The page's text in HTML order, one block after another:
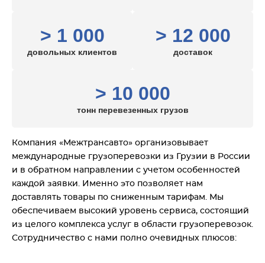
> 1 000
довольных клиентов
> 12 000
доставок
> 10 000
тонн перевезенных грузов
Компания «Межтрансавто» организовывает
международные грузоперевозки из Грузии в России
и в обратном направлении с учетом особенностей
каждой заявки. Именно это позволяет нам
доставлять товары по сниженным тарифам. Мы
обеспечиваем высокий уровень сервиса, состоящий
из целого комплекса услуг в области грузоперевозок.
Сотрудничество с нами полно очевидных плюсов: